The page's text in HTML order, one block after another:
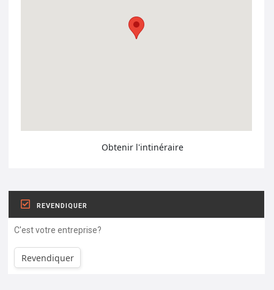
Obtenir l'intinéraire
REVENDIQUER
C'est votre entreprise?
Revendiquer